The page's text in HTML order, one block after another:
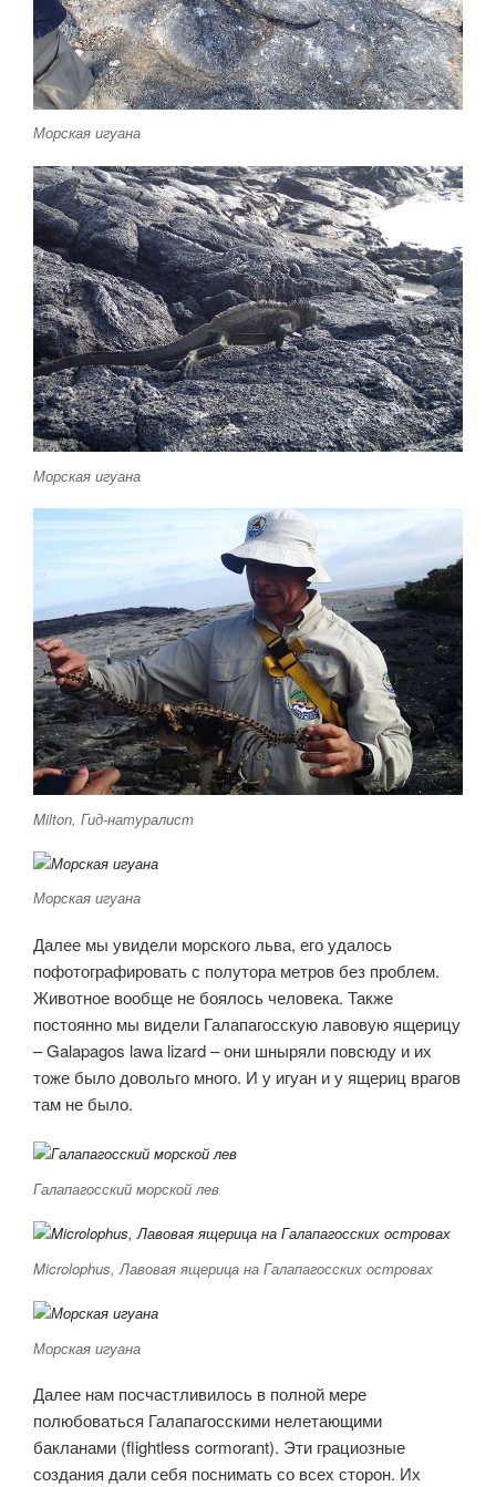
Морская игуана
Морская игуана
Milton, Гид-натуралист
Морская игуана
Далее мы увидели морского льва, его удалось
пофотографировать с полутора метров без проблем.
Животное вообще не боялось человека. Также
постоянно мы видели Галапагосскую лавовую ящерицу
– Galapagos lawa lizard – они шныряли повсюду и их
тоже было довольго много. И у игуан и у ящериц врагов
там не было.
Галапагосский морской лев
Microlophus, Лавовая ящерица на Галапагосских островах
Морская игуана
Далее нам посчастливилось в полной мере
полюбоваться Галапагосскими нелетающими
бакланами (flightless cormorant). Эти грациозные
создания дали себя поснимать со всех сторон. Их